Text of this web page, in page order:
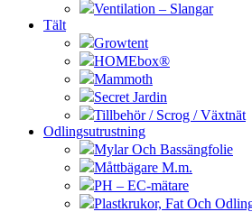
Ventilation – Slangar
Tält
Growtent
HOMEbox®
Mammoth
Secret Jardin
Tillbehör / Scrog / Växtnät
Odlingsutrustning
Mylar Och Bassängfolie
Måttbägare M.m.
PH – EC-mätare
Plastkrukor, Fat Och